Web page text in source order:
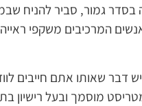
בסדר גמור, סביר להניח
המרכיבים משקפי
דבר שאותו אתם חייבים
מוסמך ובעל רישיון